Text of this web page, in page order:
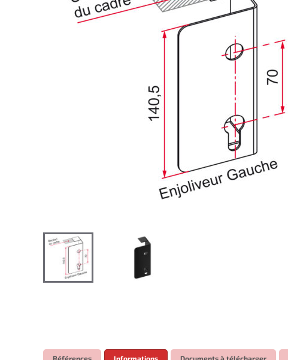
Références Informations Documents à télécharger